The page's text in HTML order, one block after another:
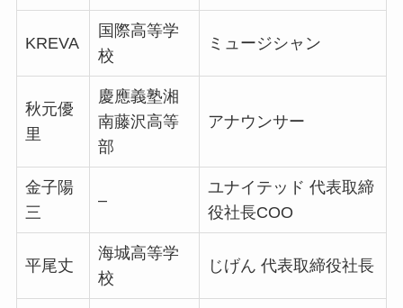
KREVA
国際高等学
校
ミュージシャン
秋元優
里
慶應義塾湘
南藤沢高等
部
アナウンサー
金子陽
三
–
ユナイテッド 代表取締
役社長COO
平尾丈
海城高等学
校
じげん 代表取締役社長